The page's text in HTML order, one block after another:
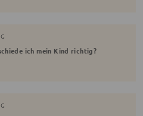
ich mein Kind richtig?